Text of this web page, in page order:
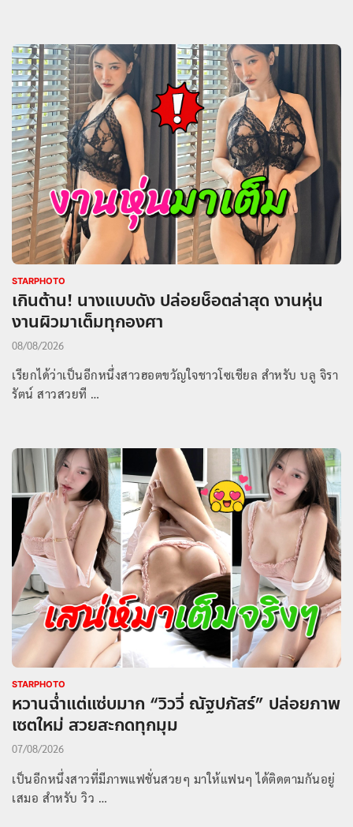
STARPHOTO
เกินต้าน! นางแบบดัง ปล่อยช็อตล่าสุด งานหุ่น
งานผิวมาเต็มทุกองศา
08/08/2026
เรียกได้ว่าเป็นอีกหนึ่งสาวฮอตขวัญใจชาวโซเชียล สำหรับ บลู จิรา
รัตน์ สาวสวยที …
STARPHOTO
หวานฉ่ำแต่แซ่บมาก “วิววี่ ณัฐปภัสร์” ปล่อยภาพ
เซตใหม่ สวยสะกดทุกมุม
07/08/2026
เป็นอีกหนึ่งสาวที่มีภาพแฟชั่นสวยๆ มาให้แฟนๆ ได้ติดตามกันอยู่
เสมอ สำหรับ วิว …